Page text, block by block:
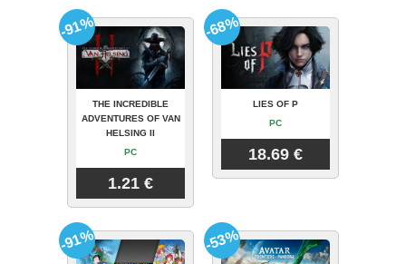
THE INCREDIBLE
ADVENTURES OF VAN
HELSING II
PC
1.21 €
-91%
LIES OF P
PC
18.69 €
-68%
-91% -53%